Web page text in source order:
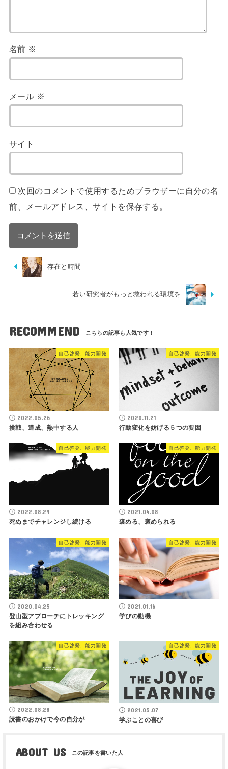
名前 ※
メール ※
サイト
次回のコメントで使用するためブラウザーに自分の名
前、メールアドレス、サイトを保存する。
存在と時間
若い研究者がもっと救われる環境を
RECOMMEND
自己啓発、能力開発
2022.05.26
挑戦、達成、熱中する人
自己啓発、能力開発
2020.11.21
行動変化を妨げる５つの要因
自己啓発、能力開発
2022.08.29
死ぬまでチャレンジし続ける
自己啓発、能力開発
2021.04.08
褒める、褒められる
自己啓発、能力開発
2020.04.25
登山型アプローチにトレッキング
を組み合わせる
自己啓発、能力開発
2021.01.16
学びの動機
自己啓発、能力開発
2022.08.28
読書のおかけで今の自分が
自己啓発、能力開発
2021.05.07
学ぶことの喜び
ABOUT US